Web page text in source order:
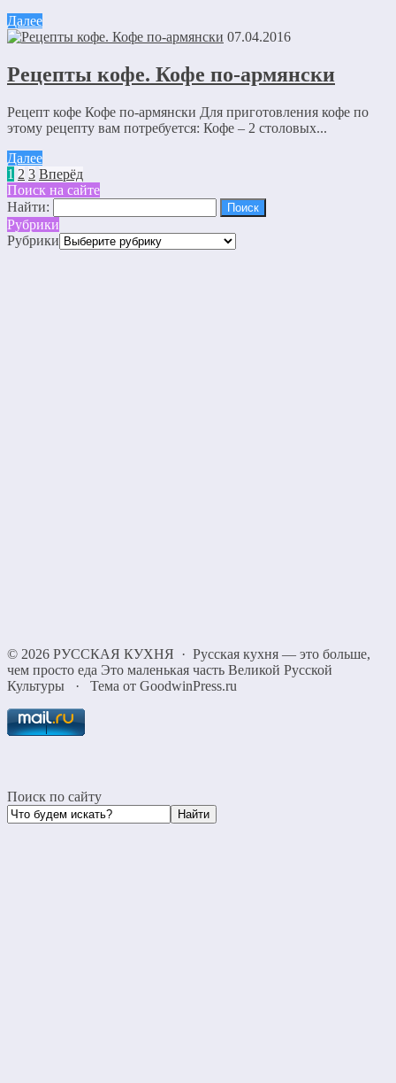
Далее
07.04.2016
Рецепты кофе. Кофе по-армянски
Рецепт кофе Кофе по-армянски Для приготовления кофе по
этому рецепту вам потребуется: Кофе – 2 столовых...
Далее
1 2 3 Вперёд
Поиск на сайте
Найти:
Рубрики
Рубрики
© 2026 РУССКАЯ КУХНЯ · Русская кухня — это больше,
чем просто еда Это маленькая часть Великой Русской
Культуры
· Тема от GoodwinPress.ru
Поиск по сайту